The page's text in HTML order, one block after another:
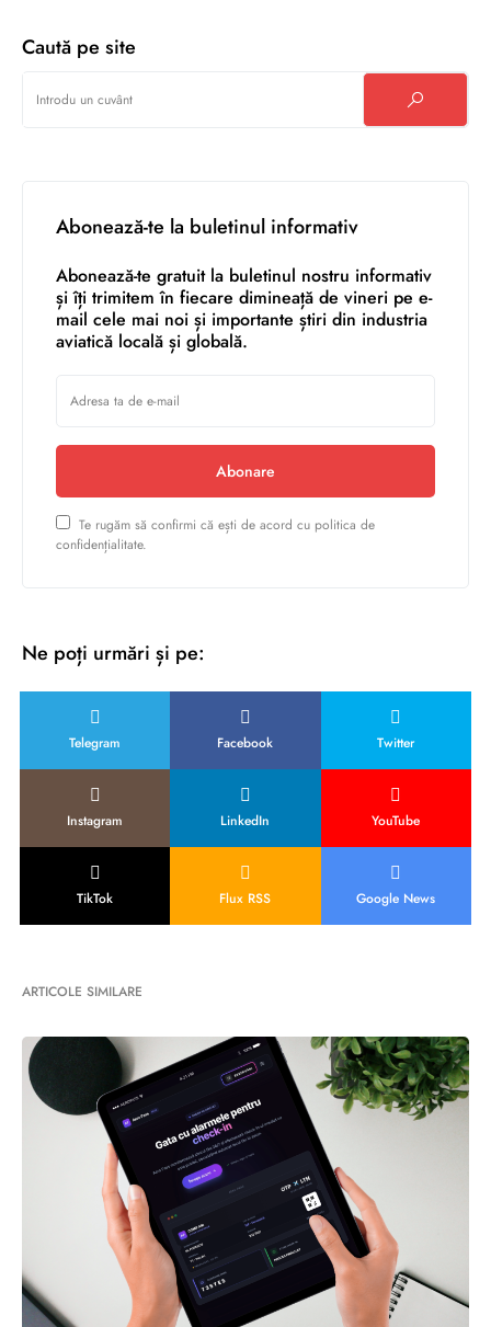
Caută pe site
Abonează-te la buletinul informativ
Abonează-te gratuit la buletinul nostru informativ
și îți trimitem în fiecare dimineață de vineri pe e-
mail cele mai noi și importante știri din industria
aviatică locală și globală.
Abonare
Te rugăm să confirmi că ești de acord cu politica de
confidențialitate.
Ne poți urmări și pe:
Telegram Facebook Twitter
Instagram LinkedIn YouTube
TikTok Flux RSS Google News
ARTICOLE SIMILARE